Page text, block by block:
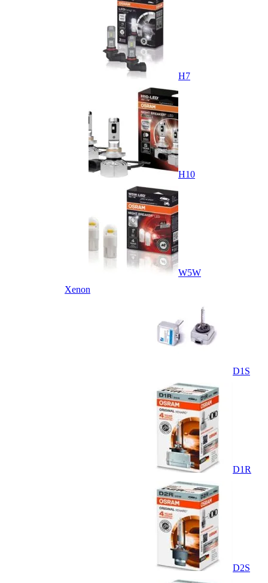
H7
H10
W5W
Xenon
D1S
D1R
D2S